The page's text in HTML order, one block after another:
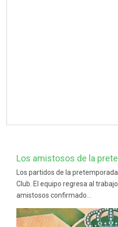
Los amistosos de la
Los partidos de la
Club. El equipo regresa al
amistosos confirmado...